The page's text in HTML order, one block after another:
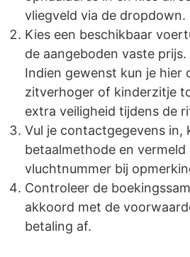
vliegveld via de dropdown.
Kies een beschikbaar
de aangeboden vaste prijs.
Indien gewenst kun je hier
zitverhoger of kinderzitje
extra veiligheid tijdens de
Vul je contactgegevens in,
betaalmethode en
vluchtnummer bij
Controleer de
akkoord met de
betaling af.